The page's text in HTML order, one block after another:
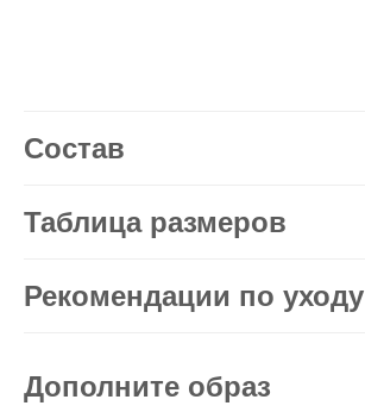
Состав
Таблица размеров
Рекомендации по уходу
Дополните образ